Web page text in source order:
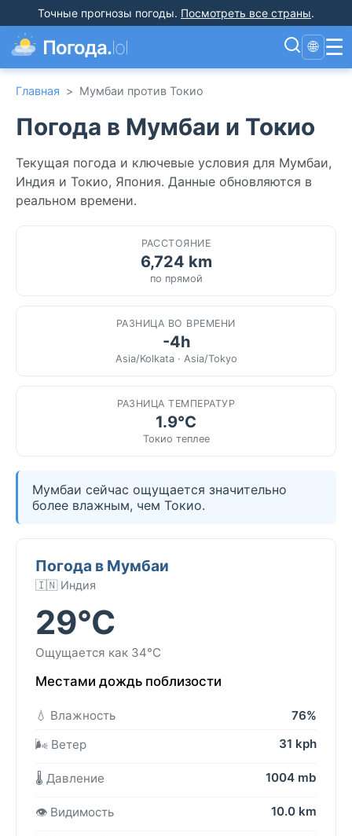
Точные прогнозы погоды. Посмотреть все страны.
Погода.lol 🌐 ☰
Главная > Мумбаи против Токио
Погода в Мумбаи и Токио
Текущая погода и ключевые условия для Мумбаи,
Индия и Токио, Япония. Данные обновляются в
реальном времени.
РАССТОЯНИЕ
6,724 km
по прямой
РАЗНИЦА ВО ВРЕМЕНИ
-4h
Asia/Kolkata · Asia/Tokyo
РАЗНИЦА ТЕМПЕРАТУР
1.9°C
Токио теплее
Мумбаи сейчас ощущается значительно
более влажным, чем Токио.
Погода в Мумбаи
🇮🇳 Индия
29°C
Ощущается как 34°C
Местами дождь поблизости
💧 Влажность
76%
🌬️ Ветер
31 kph
🌡️ Давление 1004 mb
👁️ Видимость 10.0 km